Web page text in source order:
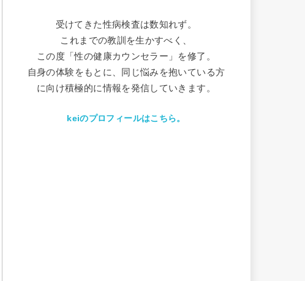
受けてきた性病検査は数知れず。
これまでの教訓を生かすべく、
この度「性の健康カウンセラー」を修了。
自身の体験をもとに、同じ悩みを抱いている方
に向け積極的に情報を発信していきます。
keiのプロフィールはこちら。